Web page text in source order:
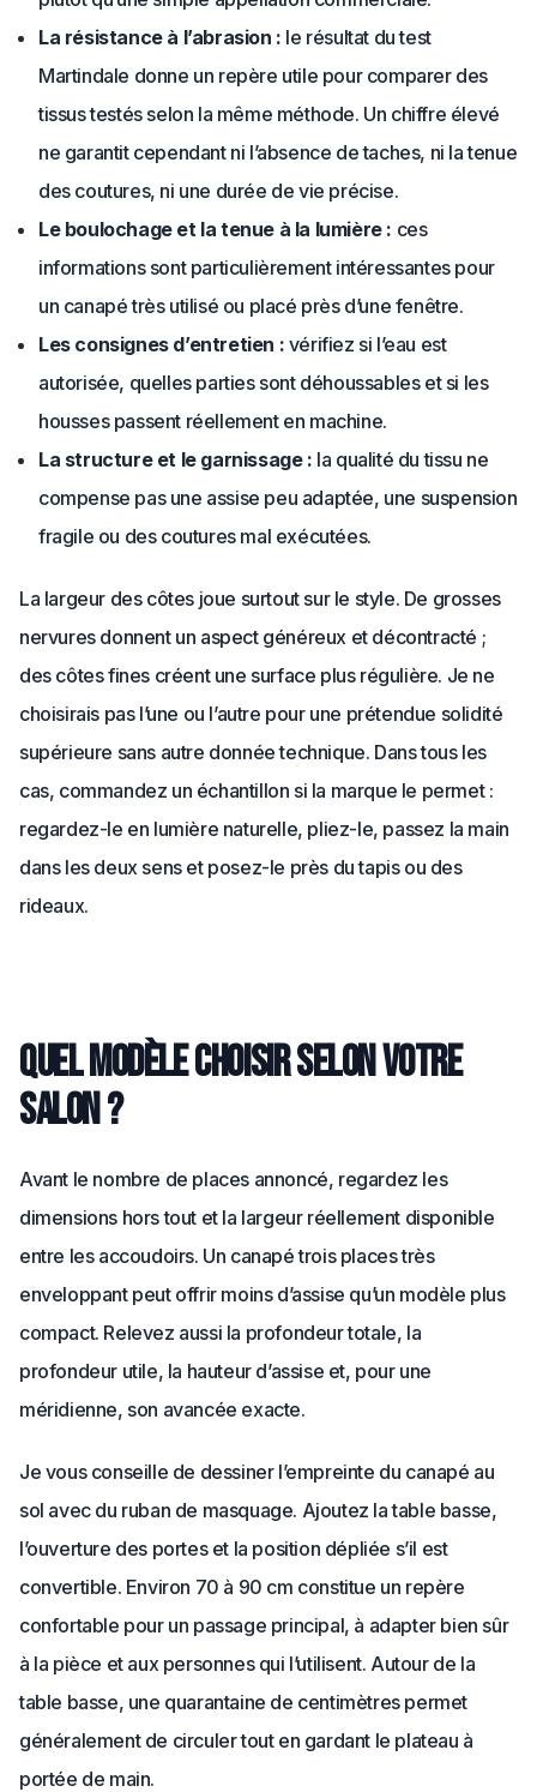
La résistance à l’abrasion : le résultat du test
Martindale donne un repère utile pour comparer des
tissus testés selon la même méthode. Un chiffre élevé
ne garantit cependant ni l’absence de taches, ni la tenue
des coutures, ni une durée de vie précise.
Le boulochage et la tenue à la lumière : ces
informations sont particulièrement intéressantes pour
un canapé très utilisé ou placé près d’une fenêtre.
Les consignes d’entretien : vérifiez si l’eau est
autorisée, quelles parties sont déhoussables et si les
housses passent réellement en machine.
La structure et le garnissage : la qualité du tissu ne
compense pas une assise peu adaptée, une suspension
fragile ou des coutures mal exécutées.
La largeur des côtes joue surtout sur le style. De grosses
nervures donnent un aspect généreux et décontracté ;
des côtes fines créent une surface plus régulière. Je ne
choisirais pas l’une ou l’autre pour une prétendue solidité
supérieure sans autre donnée technique. Dans tous les
cas, commandez un échantillon si la marque le permet :
regardez-le en lumière naturelle, pliez-le, passez la main
dans les deux sens et posez-le près du tapis ou des
rideaux.
Quel modèle choisir selon votre
salon ?
Avant le nombre de places annoncé, regardez les
dimensions hors tout et la largeur réellement disponible
entre les accoudoirs. Un canapé trois places très
enveloppant peut offrir moins d’assise qu’un modèle plus
compact. Relevez aussi la profondeur totale, la
profondeur utile, la hauteur d’assise et, pour une
méridienne, son avancée exacte.
Je vous conseille de dessiner l’empreinte du canapé au
sol avec du ruban de masquage. Ajoutez la table basse,
l’ouverture des portes et la position dépliée s’il est
convertible. Environ 70 à 90 cm constitue un repère
confortable pour un passage principal, à adapter bien sûr
à la pièce et aux personnes qui l’utilisent. Autour de la
table basse, une quarantaine de centimètres permet
généralement de circuler tout en gardant le plateau à
portée de main.